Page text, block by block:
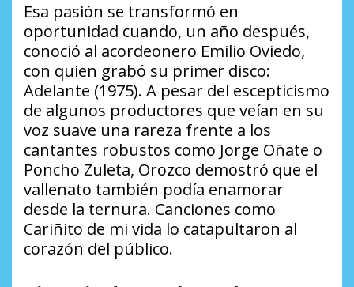
Esa pasión se transformó en
oportunidad cuando, un año después,
conoció al acordeonero Emilio Oviedo,
con quien grabó su primer disco:
Adelante (1975). A pesar del escepticismo
de algunos productores que veían en su
voz suave una rareza frente a los
cantantes robustos como Jorge Oñate o
Poncho Zuleta, Orozco demostró que el
vallenato también podía enamorar
desde la ternura. Canciones como
Cariñito de mi vida lo catapultaron al
corazón del público.